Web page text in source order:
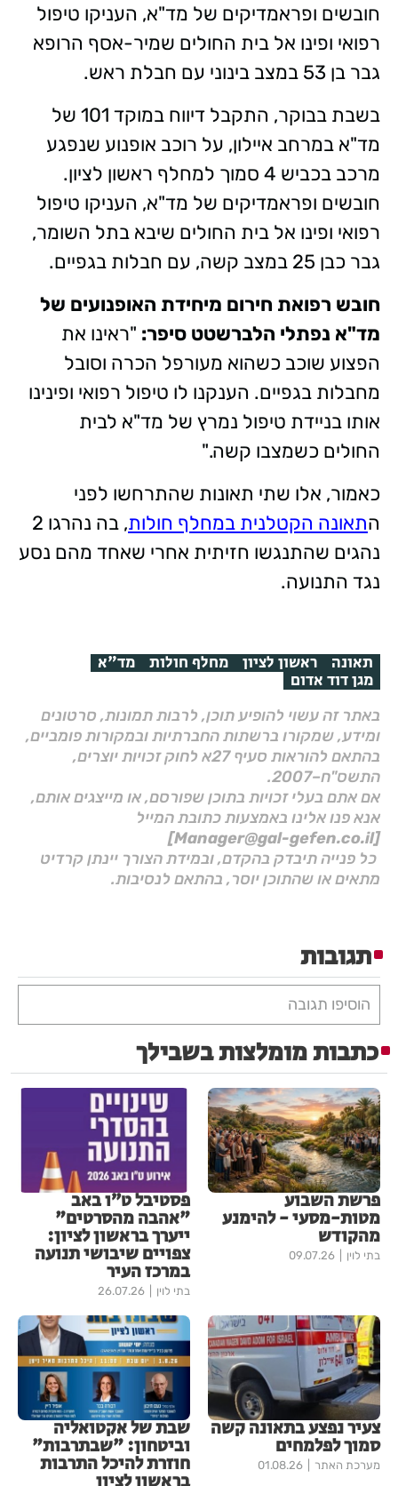
חובשים ופראמדיקים של מד"א, העניקו טיפול
רפואי ופינו אל בית החולים שמיר-אסף הרופא
גבר בן 53 במצב בינוני עם חבלת ראש.
בשבת בבוקר, התקבל דיווח במוקד 101 של
מד"א במרחב איילון, על רוכב אופנוע שנפגע
מרכב בכביש 4 סמוך למחלף ראשון לציון.
חובשים ופראמדיקים של מד"א, העניקו טיפול
רפואי ופינו אל בית החולים שיבא בתל השומר,
גבר כבן 25 במצב קשה, עם חבלות בגפיים.
חובש רפואת חירום מיחידת האופנועים של
מד"א נפתלי הלברשטט סיפר: "ראינו את
הפצוע שוכב כשהוא מעורפל הכרה וסובל
מחבלות בגפיים. הענקנו לו טיפול רפואי ופינינו
אותו בניידת טיפול נמרץ של מד"א לבית
החולים כשמצבו קשה."
כאמור, אלו שתי תאונות שהתרחשו לפני
התאונה הקטלנית במחלף חולות
, בה נהרגו 2
נהגים שהתנגשו חזיתית אחרי שאחד מהם נסע
נגד התנועה.
תאונה ראשון לציון מחלף חולות מד"א
מגן דוד אדום
באתר זה עשוי להופיע תוכן, לרבות תמונות, סרטונים
ומידע, שמקורו ברשתות החברתיות ובמקורות פומביים,
בהתאם להוראות סעיף 27א לחוק זכויות יוצרים,
התשס"ח–2007.
אם אתם בעלי זכויות בתוכן שפורסם, או מייצגים אותם,
אנא פנו אלינו באמצעות כתובת המייל
[Manager@gal-gefen.co.il]
כל פנייה תיבדק בהקדם, ובמידת הצורך יינתן קרדיט
מתאים או שהתוכן יוסר, בהתאם לנסיבות.
תגובות
הוסיפו תגובה
כתבות מומלצות בשבילך
פרשת השבוע
מטות-מסעי - להימנע
מהקודש
בתי לוין 09.07.26
פסטיבל ט״ו באב
"אהבה מהסרטים"
ייערך בראשון לציון:
צפויים שיבושי תנועה
במרכז העיר
בתי לוין 26.07.26
צעיר נפצע בתאונה קשה
סמוך לפלמחים
מערכת האתר 01.08.26
שבת של אקטואליה
וביטחון: "שבתרבות"
חוזרת להיכל התרבות